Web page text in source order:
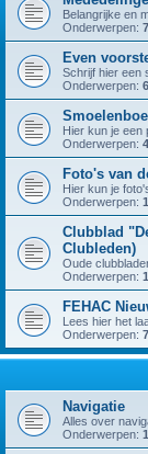
Belangrijke en
Onderwerpen: 7
Even
Schrijf hier een
Onderwerpen:
Hier kun je een
Onderwerpen: 4
Foto's van
Hier kun je
Onderwerpen:
Clubblad
Clubleden)
Oude
Onderwerpen:
FEHAC
Lees hier het
Onderwerpen: 7
Navigatie
Alles over
Onderwerpen: 1